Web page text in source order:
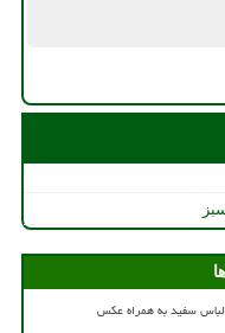
لباس سفید به همراه عکس